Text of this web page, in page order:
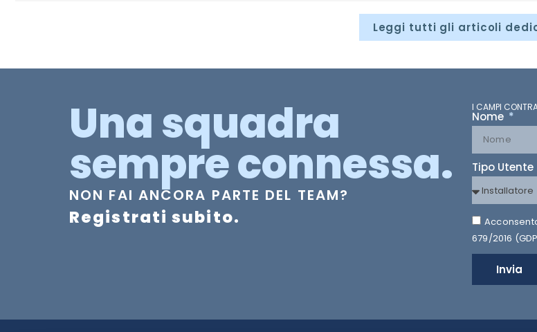
Leggi tutti gli articoli
Una squadra
sempre connessa.
NON FAI ANCORA PARTE DEL TEAM?
Registrati subito.
I CAMPI
Nome
Tipo Utente
679/2016
Invia